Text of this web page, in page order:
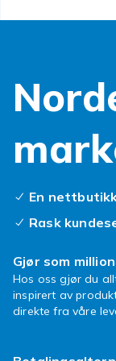
En
Rask
Gjør som
Hos oss gjør du
inspirert av
direkte fra våre